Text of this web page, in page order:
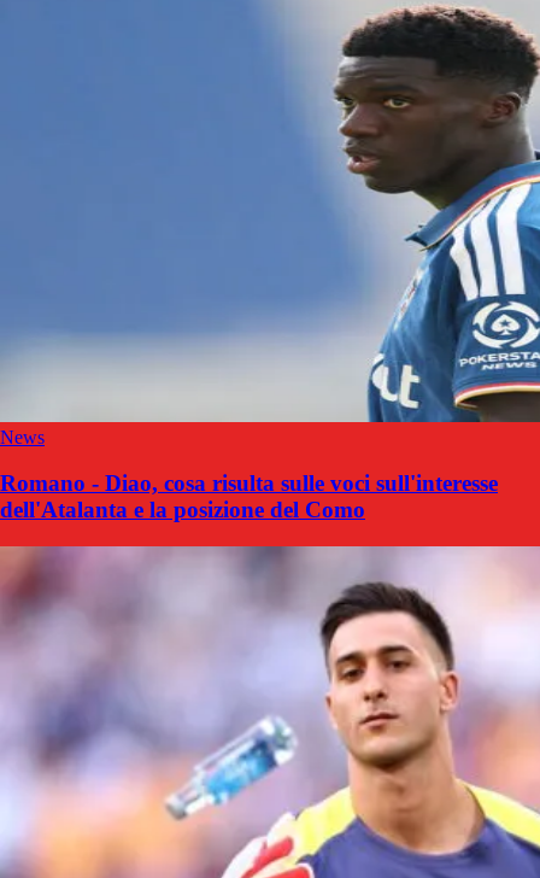
News
Romano - Diao, cosa risulta sulle voci sull'interesse
dell'Atalanta e la posizione del Como